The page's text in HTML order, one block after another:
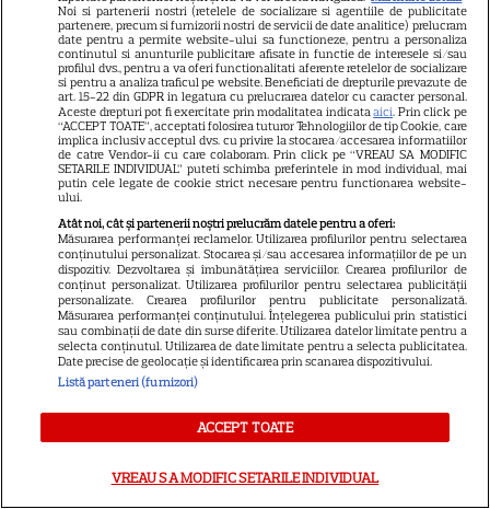
Ploaia de meteori Delta
Aquaride 2026: când o poți
vedea cel mai bine
prin ce se diferențiază
ALTE ARTICOLE
INTERESANTE
Noi si partenerii nostri (retelele de socializare si agentiile de publicitate
partenere, precum si furnizorii nostri de servicii de date analitice) prelucram
date pentru a permite website-ului sa functioneze, pentru a personaliza
continutul si anunturile publicitare afisate in functie de interesele si/sau
profilul dvs., pentru a va oferi functionalitati aferente retelelor de socializare
si pentru a analiza traficul pe website. Beneficiati de drepturile prevazute de
art. 15-22 din GDPR in legatura cu prelucrarea datelor cu caracter personal.
Aceste drepturi pot fi exercitate prin modalitatea indicataaici. Prin click pe
“ACCEPT TOATE”, acceptati folosirea tuturor Tehnologiilor de tip Cookie, care
implica inclusiv acceptul dvs. cu privire la stocarea/accesarea informatiilor
de catre Vendor-ii cu care colaboram. Prin click pe “VREAU SA MODIFIC
SETARILE INDIVIDUAL” puteti schimba preferintele in mod individual, mai
putin cele legate de cookie strict necesare pentru functionarea website-
ului.
Atât noi, cât și partenerii noștri prelucrăm datele pentru a oferi:
Măsurarea performanței reclamelor. Utilizarea profilurilor pentru selectarea
conținutului personalizat. Stocarea și/sau accesarea informațiilor de pe un
dispozitiv. Dezvoltarea și îmbunătățirea serviciilor. Crearea profilurilor de
conținut personalizat. Utilizarea profilurilor pentru selectarea publicității
personalizate. Crearea profilurilor pentru publicitate personalizată.
Măsurarea performanței conținutului. Înțelegerea publicului prin statistici
sau combinații de date din surse diferite. Utilizarea datelor limitate pentru a
selecta conținutul. Utilizarea de date limitate pentru a selecta publicitatea.
Date precise de geolocație și identificarea prin scanarea dispozitivului.
Listă parteneri (furnizori)
ACCEPT TOATE
VREAU SA MODIFIC SETARILE INDIVIDUAL